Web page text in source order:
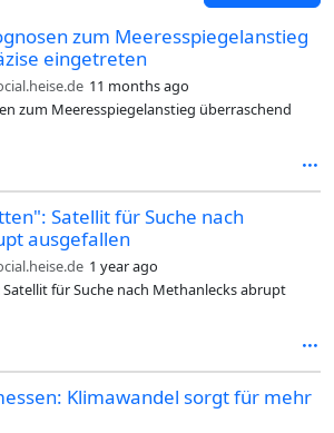
zum Meeresspiegelanstieg
eingetreten
11 months ago
zum Meeresspiegelanstieg überraschend
Satellit für Suche nach
ausgefallen
1 year ago
für Suche nach Methanlecks abrupt
Klimawandel sorgt für mehr